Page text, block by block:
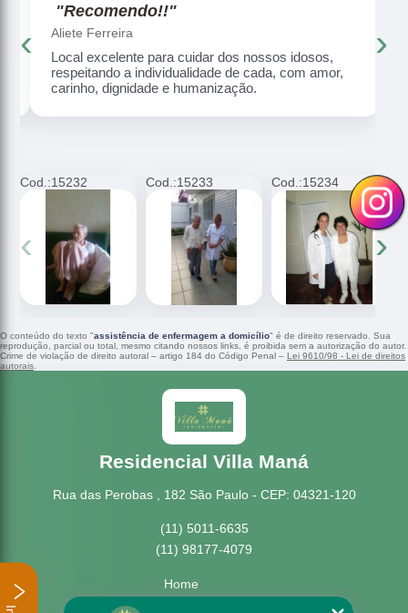
"Recomendo!!"
Aliete Ferreira
Local excelente para cuidar dos nossos idosos,
respeitando a individualidade de cada, com amor,
carinho, dignidade e humanização.
‹ ›
Cod.:15232 Cod.:15233 Cod.:15234
‹ ›
O conteúdo do texto "assistência de enfermagem a domicílio" é de direito reservado. Sua
reprodução, parcial ou total, mesmo citando nossos links, é proibida sem a autorização do autor.
Crime de violação de direito autoral – artigo 184 do Código Penal – Lei 9610/98 - Lei de direitos
autorais.
Residencial Villa Maná
Rua das Perobas , 182 São Paulo - CEP: 04321-120
(11) 5011-6635
(11) 98177-4079
Home